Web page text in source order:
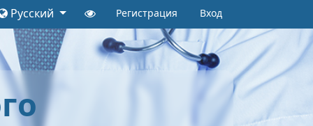
Русский Регистрация Вход